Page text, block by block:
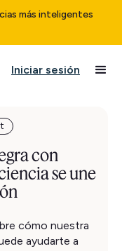
más inteligentes
Iniciar sesión
con
se une
cómo nuestra
ayudarte a